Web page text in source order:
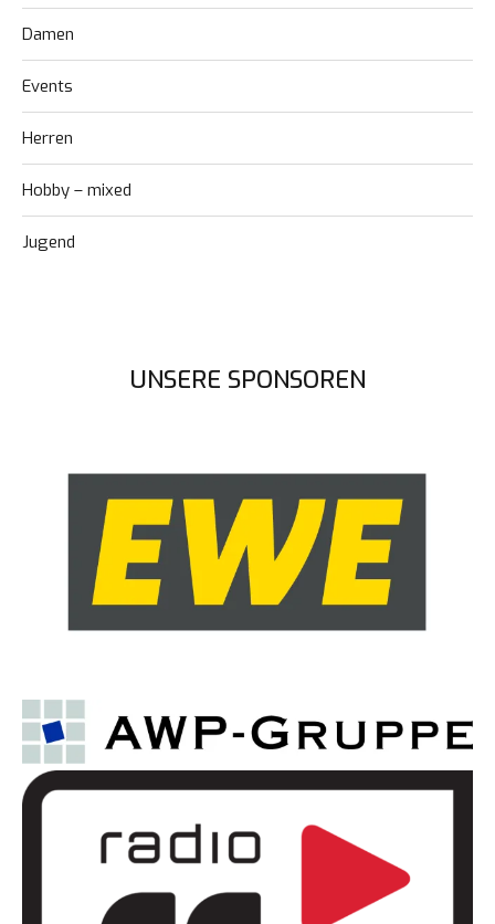
Damen
Events
Herren
Hobby – mixed
Jugend
UNSERE SPONSOREN